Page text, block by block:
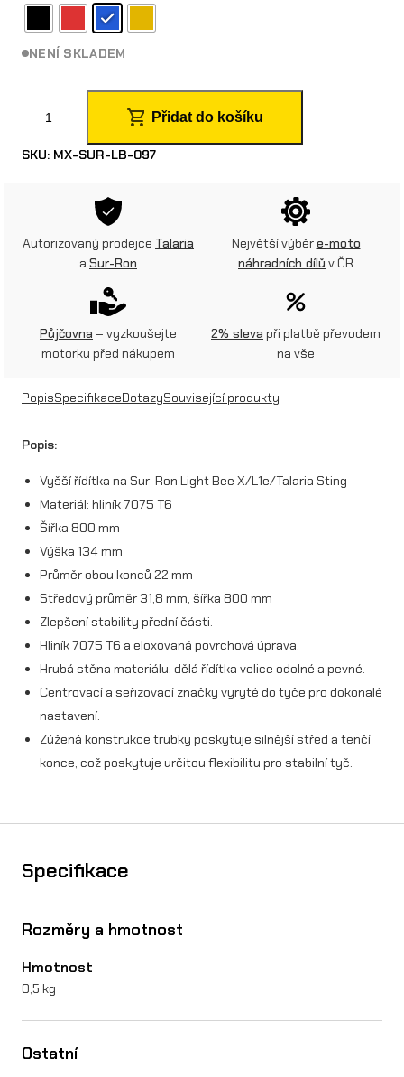
NENÍ SKLADEM
a
3
8
m
h
3
4
m
m
)
Přidat do košíku
SKU: MX-SUR-LB-097
Autorizovaný prodejce Talaria
a Sur-Ron
Největší výběre-moto
náhradních dílů v ČR
Půjčovna – vyzkoušejte
motorku před nákupem
2% sleva při platbě převodem
na vše
PopisSpecifikaceDotazySouvisející produkty
Popis:
Vyšší řídítka na Sur-Ron Light Bee X/L1e/Talaria Sting
Materiál: hliník 7075 T6
Šířka 800 mm
Výška 134 mm
Průměr obou konců 22 mm
Středový průměr 31,8 mm, šířka 800 mm
Zlepšení stability přední části.
Hliník 7075 T6 a eloxovaná povrchová úprava.
Hrubá stěna materiálu, dělá řídítka velice odolné a pevné.
Centrovací a seřizovací značky vyryté do tyče pro dokonalé
nastavení.
Zúžená konstrukce trubky poskytuje silnější střed a tenčí
konce, což poskytuje určitou flexibilitu pro stabilní tyč.
Specifikace
Rozměry a hmotnost
Hmotnost
0,5 kg
Ostatní